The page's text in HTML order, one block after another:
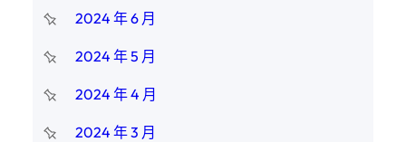
2024 年 6 月
2024 年 5 月
2024 年 4 月
2024 年 3 月